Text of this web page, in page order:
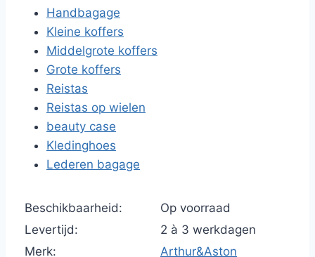
Handbagage
Kleine koffers
Middelgrote koffers
Grote koffers
Reistas
Reistas op wielen
beauty case
Kledinghoes
Lederen bagage
Beschikbaarheid:
Op voorraad
Levertijd:
2 à 3 werkdagen
Merk:
Arthur&Aston